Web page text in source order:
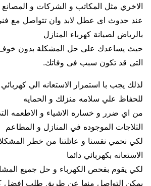
الاخري مثل المكاتب و الشركات و المصانع
عند حدوث اى عطل لابد وان تتواصل مع
بالرياض لصيانة كهرباء المنازل
حيث يساعدك على حل المشكلة بدون خوف
التى قد تكون سبب فى وفاتك.
لذلك يجب با استمرار الاستعانه الي كهربائي
للحفاظ علي سلامه منزلك و الحمايه
من اي ضرر و خساره الاشياء و الاطعمه
الثلاجات الموجوده في المنازل و المطاعم
لكي نحمي نفسنا و عائلتنا من خطر
الاستعانه بكهربائي دائما
لكي يقوم بفحص الكهرباء و حل جميع
يمكن التواصل منها عن طريق طلب افضل